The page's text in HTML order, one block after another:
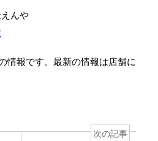
んや
情報です。最新の情報は店舗に
次の記事